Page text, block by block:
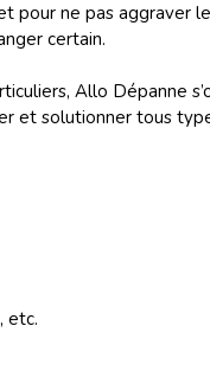
pour ne pas aggraver
certain.
Allo Dépanne
et solutionner tous
etc.